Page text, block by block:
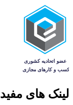
لینک های مفید